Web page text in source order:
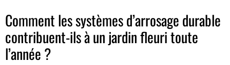
Comment les systèmes d’arrosage durable
contribuent-ils à un jardin fleuri toute
l’année ?